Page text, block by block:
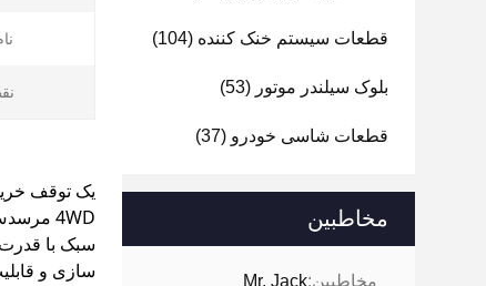
قطعات سیستم خنک کننده (104)
بلوک سیلندر موتور (53)
قطعات شاسی خودرو (37)
مخاطبین
مخاطبین:Mr. Jack
سبک با قدرت
سازی و